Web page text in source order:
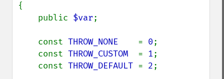
{
    public
$var;
    const
THROW_NONE = 0;
    const
THROW_CUSTOM = 1;
    const
THROW_DEFAULT = 2;